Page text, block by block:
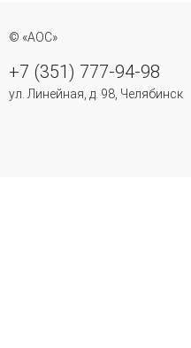
© «АОС»
+7 (351) 777-94-98
ул. Линейная, д. 98, Челябинск